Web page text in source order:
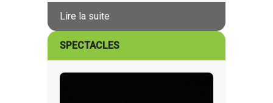
Lire la suite
SPECTACLES